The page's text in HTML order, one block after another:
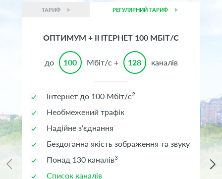
ТАРИФ РЕГУЛЯРНИЙ ТАРИФ
ОПТИМУМ + ІНТЕРНЕТ 100 МБІТ/С
до 100 Мбіт/с + 128 каналів
Інтернет до 100 Мбіт/с2
Необмежений трафік
Надійне з’єднання
Бездоганна якість зображення та звуку
Понад 130 каналів3
Список каналів